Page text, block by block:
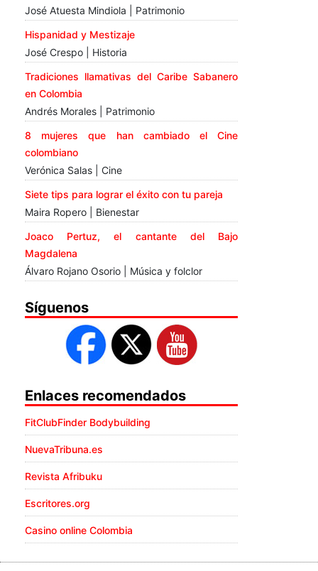
José Atuesta Mindiola | Patrimonio
Hispanidad y Mestizaje
José Crespo | Historia
Tradiciones llamativas del Caribe Sabanero
en Colombia
Andrés Morales | Patrimonio
8 mujeres que han cambiado el Cine
colombiano
Verónica Salas | Cine
Siete tips para lograr el éxito con tu pareja
Maira Ropero | Bienestar
Joaco Pertuz, el cantante del Bajo
Magdalena
Álvaro Rojano Osorio | Música y folclor
Síguenos
Enlaces recomendados
FitClubFinder Bodybuilding
NuevaTribuna.es
Revista Afribuku
Escritores.org
Casino online Colombia